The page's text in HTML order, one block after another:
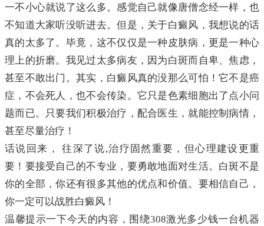
一不小心就说了这么多。感觉自己就像唐僧念经一样，也
不知道大家听没听进去。但是，关于白癜风，我想说的话
真的太多了。毕竟，这不仅仅是一种皮肤病，更是一种心
理上的折磨。我见过太多病友，因为白斑而自卑、焦虑，
甚至不敢出门。其实，白癜风真的没那么可怕！它不是癌
症，不会死人，也不会传染。它只是色素细胞出了点小问
题而已。只要我们积极治疗，配合医生，就能控制病情，
甚至尽量治疗！
话说回来， 往深了说,治疗固然重要，但心理建设更重
要！要接受自己的不专业，要勇敢地面对生活。白斑不是
你的全部，你还有很多其他的优点和价值。要相信自己，
你一定可以战胜白癜风！
温馨提示一下今天的内容，围绕308激光多少钱一台机器